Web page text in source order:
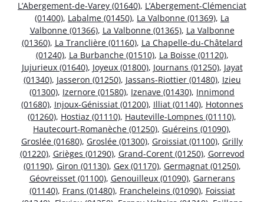
L’Abergement-de-Varey (01640), L’Abergement-Clémenciat
(01400), Labalme (01450), La Valbonne (01369), La
Valbonne (01366), La Valbonne (01365), La Valbonne
(01360), La Tranclière (01160), La Chapelle-du-Châtelard
(01240), La Burbanche (01510), La Boisse (01120),
Jujurieux (01640), Joyeux (01800), Journans (01250), Jayat
(01340), Jasseron (01250), Jassans-Riottier (01480), Izieu
(01300), Izernore (01580), Izenave (01430), Innimond
(01680), Injoux-Génissiat (01200), Illiat (01140), Hotonnes
(01260), Hostiaz (01110), Hauteville-Lompnes (01110),
Hautecourt-Romanèche (01250), Guéreins (01090),
Groslée (01680), Groslée (01300), Groissiat (01100), Grilly
(01220), Grièges (01290), Grand-Corent (01250), Gorrevod
(01190), Giron (01130), Gex (01170), Germagnat (01250),
Géovreisset (01100), Genouilleux (01090), Garnerans
(01140), Frans (01480), Francheleins (01090), Foissiat